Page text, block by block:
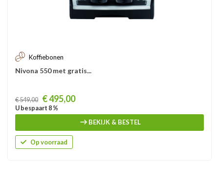
Koffiebonen
Nivona 550 met gratis...
Prijs
€ 549,00 € 495,00
U bespaart 8 %
BEKIJK & BESTEL
Op voorraad